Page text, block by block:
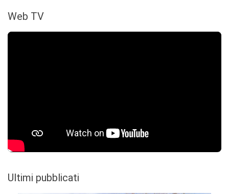
Web TV
Ultimi pubblicati